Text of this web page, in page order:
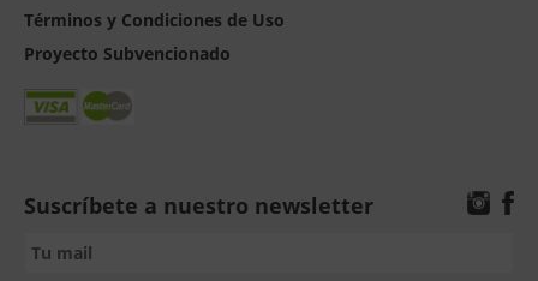
Términos y Condiciones de Uso
Proyecto Subvencionado
Suscríbete a nuestro newsletter